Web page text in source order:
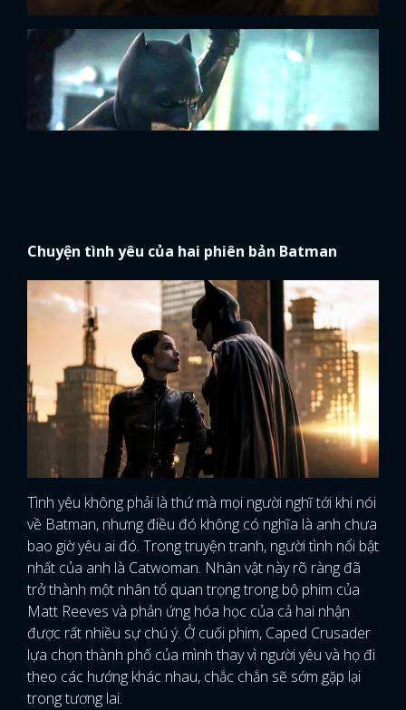
Chuyện tình yêu của hai phiên bản Batman
Tình yêu không phải là thứ mà mọi người nghĩ tới khi nói
về Batman, nhưng điều đó không có nghĩa là anh chưa
bao giờ yêu ai đó. Trong truyện tranh, người tình nổi bật
nhất của anh là Catwoman. Nhân vật này rõ ràng đã
trở thành một nhân tố quan trọng trong bộ phim của
Matt Reeves và phản ứng hóa học của cả hai nhận
được rất nhiều sự chú ý. Ở cuối phim, Caped Crusader
lựa chọn thành phố của mình thay vì người yêu và họ đi
theo các hướng khác nhau, chắc chắn sẽ sớm gặp lại
trong tương lai.